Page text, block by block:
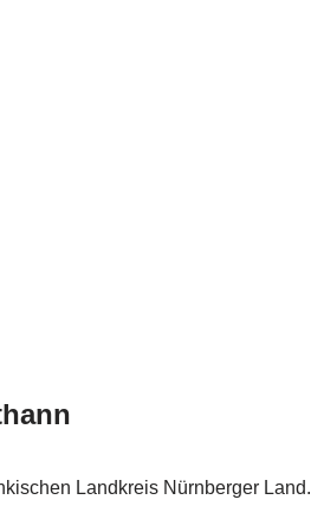
Landkreis Nürnberger Land.